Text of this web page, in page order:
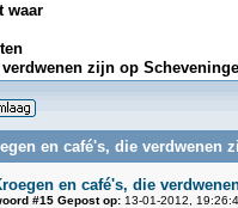
waar
zijn op
en café's, die verdwenen
en café's, die
#15 Gepost op:13-01-2012,